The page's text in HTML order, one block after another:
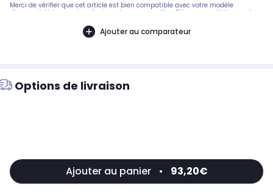
Merci de vérifier que cet article est bien compatible avec votre modèle
d'appareil. Notre service client peut vous conseiller. .Pièce compatible avec les
Ajouter au comparateur
Options de livraison
Ajouter au panier • 93,20€